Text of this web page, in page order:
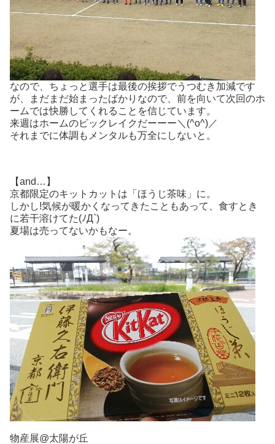
なので、ちょっと選手は最後の挨拶でうつむき加減です
が、まだまだ始まったばかりなので、前を向いて次回のホ
ームでは快勝してくれることを信じています。
来週はホームのビックレイクだーーー＼(^o^)／
それまでに体調もメンタルも万全にしないと。
【and…】
京都限定のキットカットは「ほうじ茶味」に。
しかし!気候が暖かくなってきたこともあって、食すとき
に若干溶けてた(ﾉД`)
夏場は売ってないかもなー。
物産展@太陽が丘